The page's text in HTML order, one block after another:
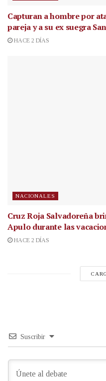
Capturan a hombre por
pareja y a su ex suegra
HACE 2 DÍAS
NACIONALES
Cruz Roja Salvadoreña
Apulo durante las
HACE 2 DÍAS
Suscribir